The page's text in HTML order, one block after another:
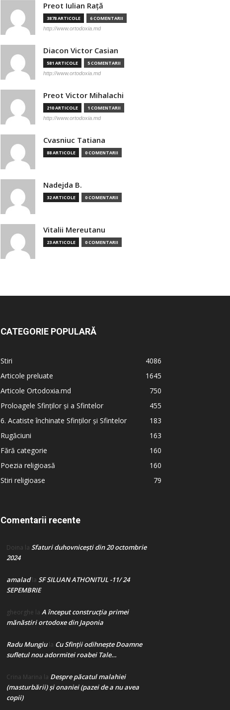
Preot Iulian Raţă
3878 ARTICOLE 6 COMENTARII
http://www.ortodoxia.md
Diacon Victor Casian
581 ARTICOLE 5 COMENTARII
http://www.ortodoxia.md
Preot Victor Mihalachi
210 ARTICOLE 1 COMENTARII
http://www.ortodoxia.md
Cvasniuc Tatiana
88 ARTICOLE 0 COMENTARII
Nadejda B.
32 ARTICOLE 0 COMENTARII
Vitalii Mereutanu
23 ARTICOLE 0 COMENTARII
CATEGORIE POPULARĂ
Stiri
4086
Articole preluate
1645
Articole Ortodoxia.md
750
Proloagele Sfinților și a Sfintelor
455
6. Acatiste închinate Sfinților și Sfintelor
183
Rugăciuni
163
Fără categorie
160
Poezia religioasă
160
Stiri religioase
79
Comentarii recente
Doina la Sfaturi duhovnicești din 20 octombrie
2024
amaladla SF SILUAN ATHONITUL -11/ 24
SEPEMBRIE
gheorghe la A început construcţia primei
mănăstiri ortodoxe din Japonia
Radu Mungiula Cu Sfinții odihnește Doamne
sufletul nou adormitei roabei Tale…
Crina Marina la Despre păcatul malahiei
(masturbării) şi onaniei (pazei de a nu avea
copii)